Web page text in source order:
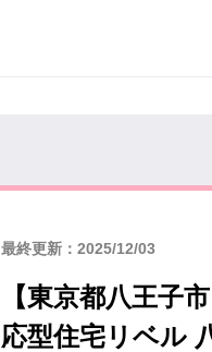
最終更新：2025/12/03
【東京都八王子
応型住宅リベル